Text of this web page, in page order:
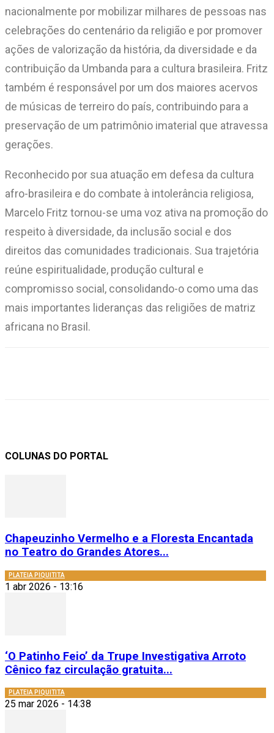
nacionalmente por mobilizar milhares de pessoas nas
celebrações do centenário da religião e por promover
ações de valorização da história, da diversidade e da
contribuição da Umbanda para a cultura brasileira. Fritz
também é responsável por um dos maiores acervos
de músicas de terreiro do país, contribuindo para a
preservação de um patrimônio imaterial que atravessa
gerações.
Reconhecido por sua atuação em defesa da cultura
afro-brasileira e do combate à intolerância religiosa,
Marcelo Fritz tornou-se uma voz ativa na promoção do
respeito à diversidade, da inclusão social e dos
direitos das comunidades tradicionais. Sua trajetória
reúne espiritualidade, produção cultural e
compromisso social, consolidando-o como uma das
mais importantes lideranças das religiões de matriz
africana no Brasil.
COLUNAS DO PORTAL
Chapeuzinho Vermelho e a Floresta Encantada
no Teatro do Grandes Atores...
PLATEIA PIQUITITA
1 abr 2026 - 13:16
‘O Patinho Feio’ da Trupe Investigativa Arroto
Cênico faz circulação gratuita...
PLATEIA PIQUITITA
25 mar 2026 - 14:38